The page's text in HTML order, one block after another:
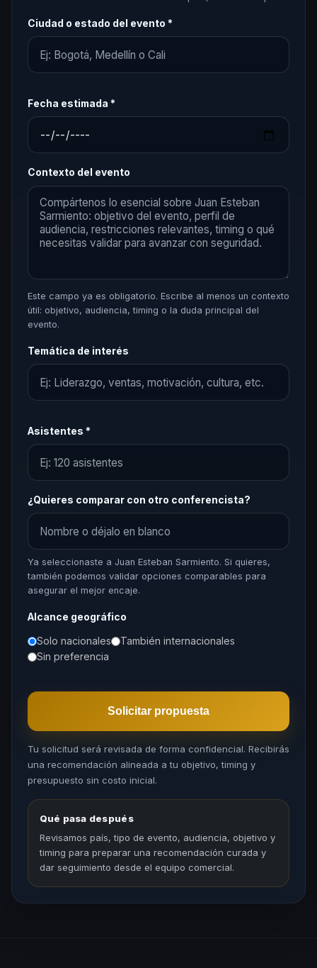
Ciudad o estado del evento *
Fecha estimada *
Contexto del evento
Este campo ya es obligatorio. Escribe al menos un contexto
útil: objetivo, audiencia, timing o la duda principal del
evento.
Temática de interés
Asistentes *
¿Quieres comparar con otro conferencista?
Ya seleccionaste a Juan Esteban Sarmiento. Si quieres,
también podemos validar opciones comparables para
asegurar el mejor encaje.
Alcance geográfico
Solo nacionales
También internacionales
Sin preferencia
Solicitar propuesta
Tu solicitud será revisada de forma confidencial. Recibirás
una recomendación alineada a tu objetivo, timing y
presupuesto sin costo inicial.
Qué pasa después
Revisamos país, tipo de evento, audiencia, objetivo y
timing para preparar una recomendación curada y
dar seguimiento desde el equipo comercial.